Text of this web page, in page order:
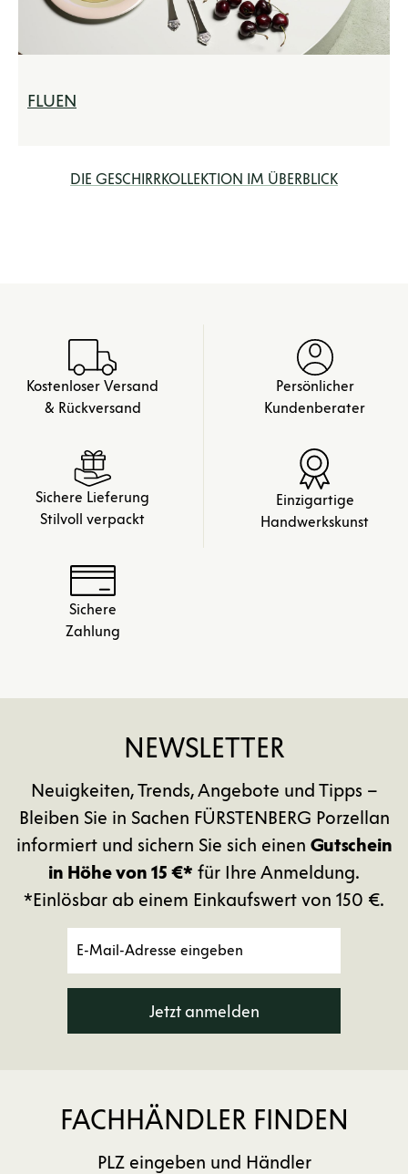
FLUEN
DIE GESCHIRRKOLLEKTION IM ÜBERBLICK
Kostenloser Versand
& Rückversand
Persönlicher
Kundenberater
Sichere Lieferung
Stilvoll verpackt
Einzigartige
Handwerkskunst
Sichere
Zahlung
NEWSLETTER
Neuigkeiten, Trends, Angebote und Tipps –
Bleiben Sie in Sachen FÜRSTENBERG Porzellan
informiert und sichern Sie sich einen Gutschein
in Höhe von 15 €* für Ihre Anmeldung.
*Einlösbar ab einem Einkaufswert von 150 €.
Jetzt anmelden
FACHHÄNDLER FINDEN
PLZ eingeben und Händler